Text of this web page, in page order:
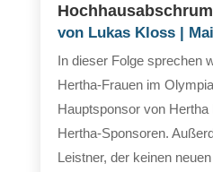
von Lukas Kloss|
In dieser Folge sprechen
Hertha-Frauen im
Hauptsponsor von Hertha
Hertha-Sponsoren.
Leistner, der keinen